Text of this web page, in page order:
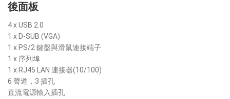
後面板
4 x USB 2.0
1 x D-SUB (VGA)
1 x PS/2 鍵盤與滑鼠連接端子
1 x 序列埠
1 x RJ45 LAN 連接器(10/100)
6 聲道，3 插孔
直流電源輸入插孔